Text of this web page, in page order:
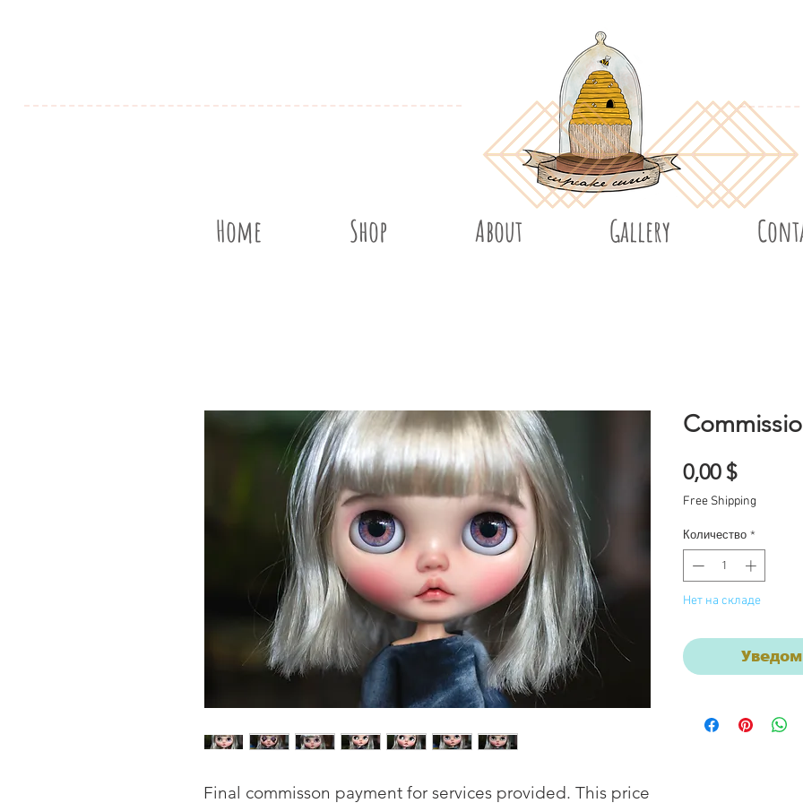
Home Shop About Gallery
Final commisson payment for services provided. This price
0,00 $Цена
Free Shipping
Количество *
Нет на складе